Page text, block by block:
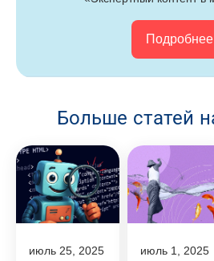
Подробнее
Больше статей
июль 25, 2025 июль 1, 2025